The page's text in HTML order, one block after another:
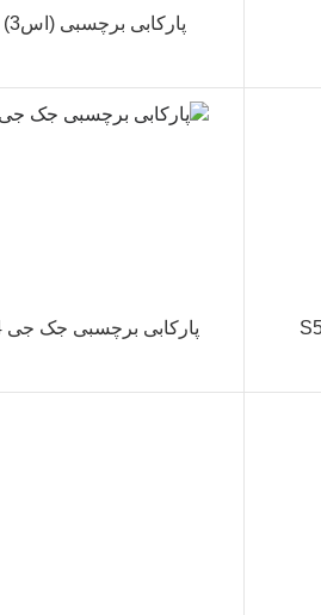
پارکابی برچسبی (اس3)
پارکابی برچسبی جک جی 4